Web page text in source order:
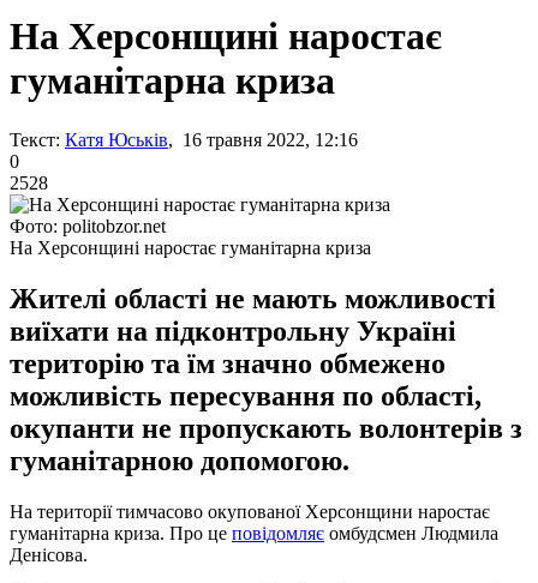
На Херсонщині наростає
гуманітарна криза
Текст: Катя Юськів, 16 травня 2022, 12:16
0
2528
Фото: politobzor.net
На Херсонщині наростає гуманітарна криза
Жителі області не мають можливості
виїхати на підконтрольну Україні
територію та їм значно обмежено
можливість пересування по області,
окупанти не пропускають волонтерів з
гуманітарною допомогою.
На території тимчасово окупованої Херсонщини наростає
гуманітарна криза. Про це повідомляє омбудсмен Людмила
Денісова.